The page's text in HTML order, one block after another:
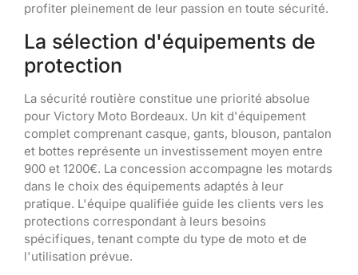
profiter pleinement de leur passion en toute sécurité.
La sélection d'équipements de
protection
La sécurité routière constitue une priorité absolue
pour Victory Moto Bordeaux. Un kit d'équipement
complet comprenant casque, gants, blouson, pantalon
et bottes représente un investissement moyen entre
900 et 1200€. La concession accompagne les motards
dans le choix des équipements adaptés à leur
pratique. L'équipe qualifiée guide les clients vers les
protections correspondant à leurs besoins
spécifiques, tenant compte du type de moto et de
l'utilisation prévue.